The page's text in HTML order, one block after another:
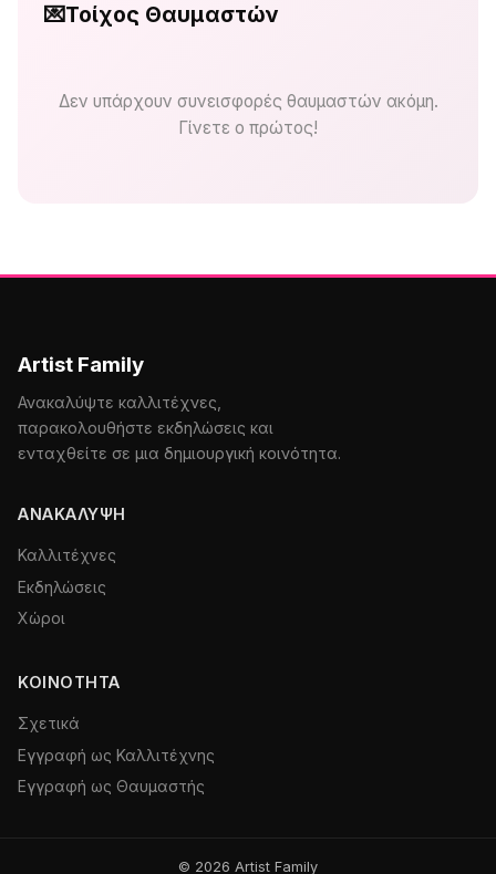
💌Τοίχος Θαυμαστών
Δεν υπάρχουν συνεισφορές θαυμαστών ακόμη.
Γίνετε ο πρώτος!
Artist Family
Ανακαλύψτε καλλιτέχνες,
παρακολουθήστε εκδηλώσεις και
ενταχθείτε σε μια δημιουργική κοινότητα.
ΑΝΑΚΆΛΥΨΗ
Καλλιτέχνες
Εκδηλώσεις
Χώροι
ΚΟΙΝΌΤΗΤΑ
Σχετικά
Εγγραφή ως Καλλιτέχνης
Εγγραφή ως Θαυμαστής
© 2026 Artist Family